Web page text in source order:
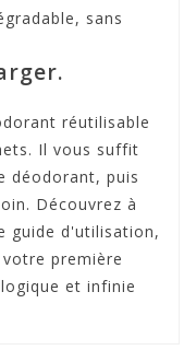
sans
réutilisable
Il vous suffit
déodorant, puis
Découvrez à
guide d'utilisation,
première
et infinie